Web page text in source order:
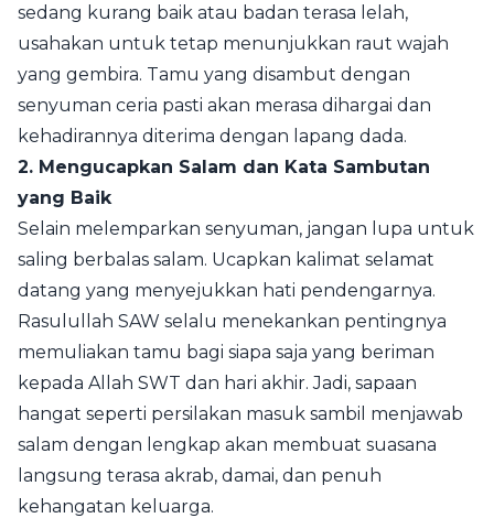
sedang kurang baik atau badan terasa lelah,
usahakan untuk tetap menunjukkan raut wajah
yang gembira. Tamu yang disambut dengan
senyuman ceria pasti akan merasa dihargai dan
kehadirannya diterima dengan lapang dada.
2. Mengucapkan Salam dan Kata Sambutan
yang Baik
Selain melemparkan senyuman, jangan lupa untuk
saling berbalas salam. Ucapkan kalimat selamat
datang yang menyejukkan hati pendengarnya.
Rasulullah SAW selalu menekankan pentingnya
memuliakan tamu bagi siapa saja yang beriman
kepada Allah SWT dan hari akhir. Jadi, sapaan
hangat seperti persilakan masuk sambil menjawab
salam dengan lengkap akan membuat suasana
langsung terasa akrab, damai, dan penuh
kehangatan keluarga.